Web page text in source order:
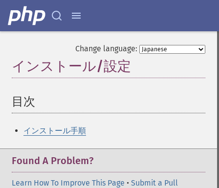
Change language:
インストール/設定
目次
インストール手順
Found A Problem?
Learn How To Improve This Page • Submit a Pull